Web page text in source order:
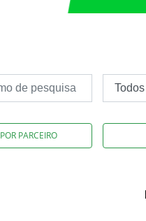
POR PARCEIRO